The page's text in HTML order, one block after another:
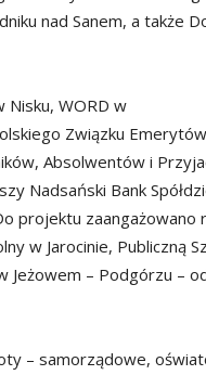
nad Sanem, a także
Nisku, WORD w
Związku
Absolwentów i
Nadsański Bank
projektu zaangażowano
w Jarocinie, Publiczną
Jeżowem – Podgórzu –
– samorządowe,